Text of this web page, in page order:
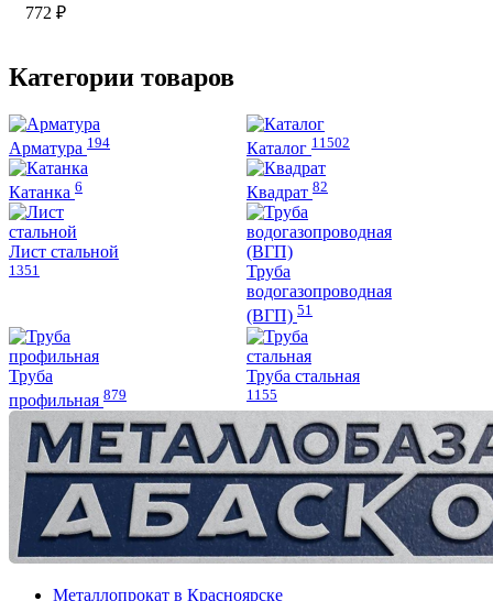
772 ₽
Категории товаров
Арматура 194 Каталог 11502
Катанка 6 Квадрат 82
Лист стальной
1351
Труба
водогазопроводная
(ВГП) 51
Труба
профильная 879
Труба стальная
1155
Металлопрокат в Красноярске